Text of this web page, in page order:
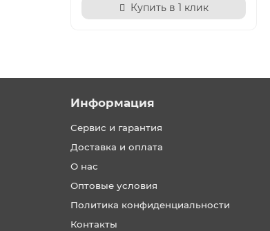
Купить в 1 клик
Информация
Сервис и гарантия
Доставка и оплата
О нас
Оптовые условия
Политика конфиденциальности
Контакты